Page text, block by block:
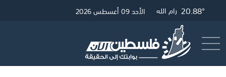
27.31° غزة 21.12° القدس 20.88° رام الله الأحد 09 أغسطس 2026